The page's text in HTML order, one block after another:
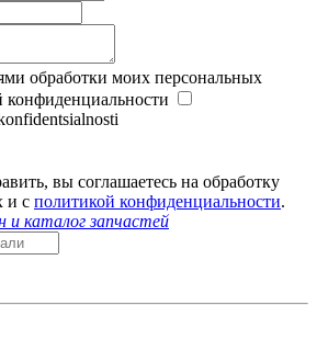
обработки моих персональных
вы соглашаетесь на обработку
и с политикой конфиденциальности.
и каталог запчастей